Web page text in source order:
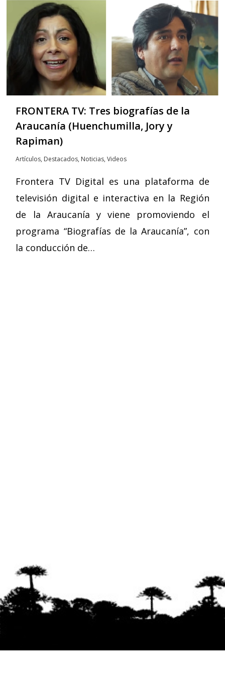
FRONTERA TV: Tres biografías de la
Araucanía (Huenchumilla, Jory y
Rapiman)
Artículos, Destacados, Noticias,Videos
Frontera TV Digital es una plataforma de
televisión digital e interactiva en la Región
de la Araucanía y viene promoviendo el
programa “Biografías de la Araucanía”, con
la conducción de…